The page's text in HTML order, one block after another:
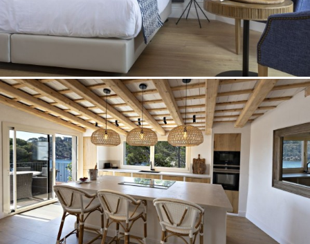
Analíticas y personalización
Permiten realizar el seguimiento y análisis del
comportamiento de los usuarios de este sitio web. La
información recogida mediante este tipo de cookies se
utiliza en la medición de la actividad de la web para la
elaboración de perfiles de navegación de los usuarios con
el fin de introducir mejoras en función del análisis de los
datos de uso que hacen los usuarios del servicio. Permiten
guardar la información de preferencia del usuario para
mejorar la calidad de nuestros servicios y para ofrecer una
mejor experiencia a través de productos recomendados.
Marketing y publicidad
Estas cookies son utilizadas para almacenar información
sobre las preferencias y elecciones personales del usuario
a través de la observación continuada de sus hábitos de
navegación. Gracias a ellas, podemos conocer los hábitos